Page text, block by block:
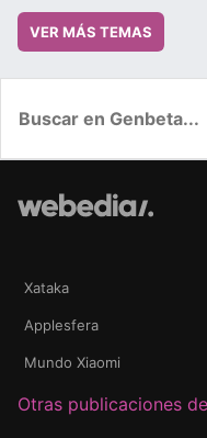
VER MÁS TEMAS
Xataka
Applesfera
Mundo Xiaomi
Otras publicaciones